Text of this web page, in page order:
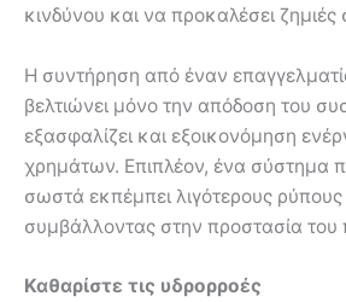
κινδύνου και να προκαλέσει ζημιές
Η συντήρηση από έναν
βελτιώνει μόνο την απόδοση του
εξασφαλίζει και εξοικονόμηση
χρημάτων. Επιπλέον, ένα σύστημα
σωστά εκπέμπει λιγότερους
συμβάλλοντας στην προστασία του
Καθαρίστε τις υδρορροές